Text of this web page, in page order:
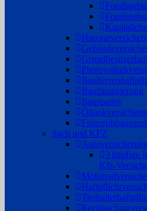
Baufinanzierung
Bausparen
Sach und KFZ
Autoversicherung
3 häufige
Kfz-